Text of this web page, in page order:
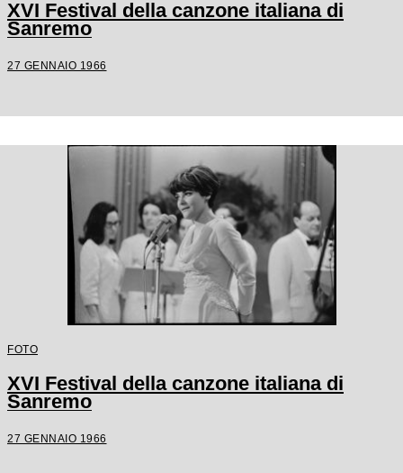
XVI Festival della canzone italiana di
Sanremo
27 GENNAIO 1966
FOTO
XVI Festival della canzone italiana di
Sanremo
27 GENNAIO 1966